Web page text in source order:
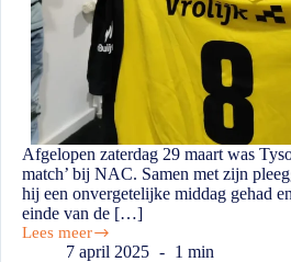
Afgelopen zaterdag 29 maart was
match’ bij NAC. Samen met zijn
hij een onvergetelijke middag gehad
einde van de […]
Lees meer
7 april 2025 1 min